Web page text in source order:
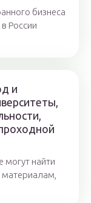
бизнеса
России
и
могут найти